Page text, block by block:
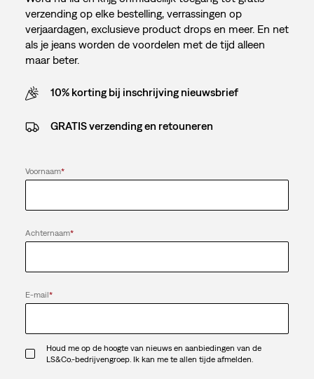
verzending op elke bestelling, verrassingen op
verjaardagen, exclusieve product drops en meer. En net
als je jeans worden de voordelen met de tijd alleen
maar beter.
10% korting bij inschrijving nieuwsbrief
GRATIS verzending en retouneren
Voornaam*
Achternaam*
E-mail*
Houd me op de hoogte van nieuws en aanbiedingen van de
LS&Co.-bedrijvengroep. Ik kan me te allen tijde afmelden.